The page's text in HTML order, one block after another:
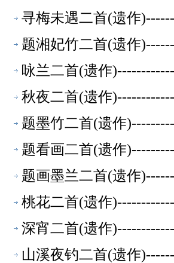
寻梅未遇二首(遗作
题湘妃竹二首(遗作
咏兰二首(遗作
秋夜二首(遗作
题墨竹二首(遗作
题看画二首(遗作
题画墨兰二首(遗作
桃花二首(遗作
深宵二首(遗作
山溪夜钓二首(遗作